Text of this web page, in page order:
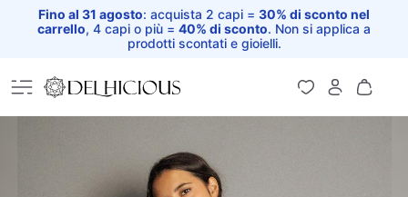
Fino al 31 agosto: acquista 2 capi = 30% di sconto nel
carrello, 4 capi o più = 40% di sconto. Non si applica a
prodotti scontati e gioielli.
Home